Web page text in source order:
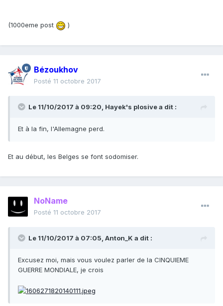
(1000eme post )
Bézoukhov
Posté 11 octobre 2017
Le 11/10/2017 à 09:20, Hayek's plosivea dit :
Et à la fin, l'Allemagne perd.
Et au début, les Belges se font sodomiser.
NoName
Posté 11 octobre 2017
Le 11/10/2017 à 07:05, Anton_K a dit :
Excusez moi, mais vous voulez parler de la CINQUIEME
GUERRE MONDIALE, je crois